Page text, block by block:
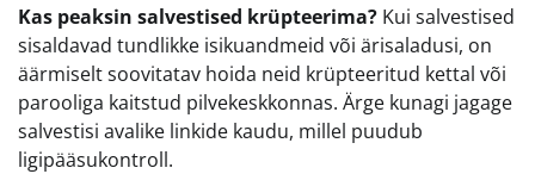
Kas peaksin salvestised krüpteerima? Kui salvestised
sisaldavad tundlikke isikuandmeid või ärisaladusi, on
äärmiselt soovitatav hoida neid krüpteeritud kettal või
parooliga kaitstud pilvekeskkonnas. Ärge kunagi jagage
salvestisi avalike linkide kaudu, millel puudub
ligipääsukontroll.